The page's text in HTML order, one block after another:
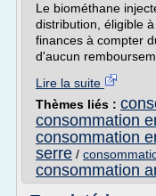
Le biométhane
distribution, éligible
finances à compter
d'aucun
Lire la suite
Thèmes liés :
consommation
consommation
serre /
consommation